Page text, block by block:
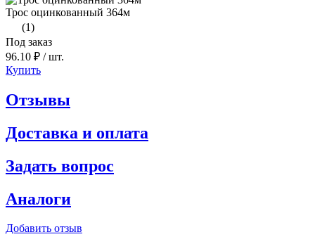
Трос оцинкованный 364м
(1)
Под заказ
96.10 ₽ / шт.
Купить
Отзывы
Доставка и оплата
Задать вопрос
Аналоги
Добавить отзыв